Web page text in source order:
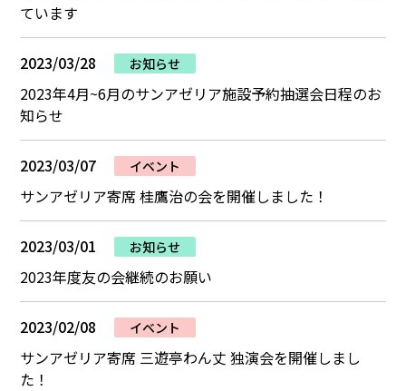
ています
2023/03/28 お知らせ
2023年4月~6月のサンアゼリア施設予約抽選会日程のお
知らせ
2023/03/07 イベント
サンアゼリア寄席 桂鷹治の会を開催しました！
2023/03/01 お知らせ
2023年度友の会継続のお願い
2023/02/08 イベント
サンアゼリア寄席 三遊亭わん丈 独演会を開催しまし
た！